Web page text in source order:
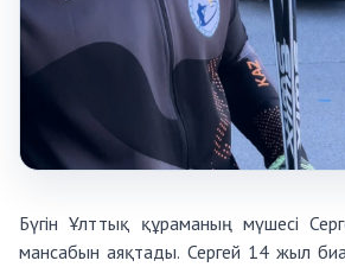
Бүгін Ұлттық құраманың мүшесі
мансабын аяқтады. Сергей 14 жыл